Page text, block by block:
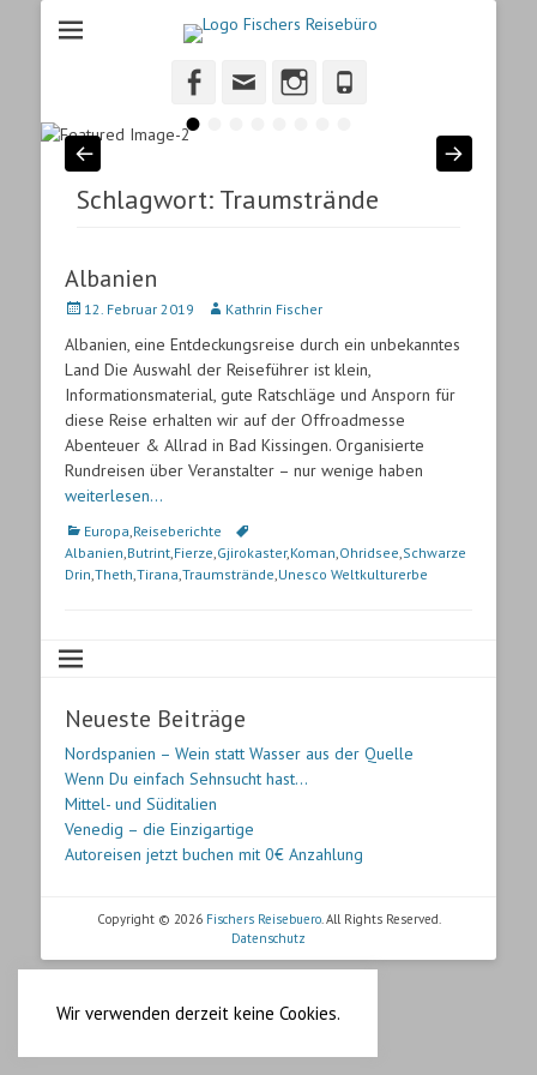
Fischers Reisebuero
Fischers Reisebüro, ihr Reisebüro in Heidenheim.
Facebook
Email Instagram
•
Schlagwort: Traumstrände
Albanien
Veröffentlicht
12. Februar 2019 AutorKathrin Fischer
Albanien, eine Entdeckungsreise durch ein unbekanntes
Land Die Auswahl der Reiseführer ist klein,
Informationsmaterial, gute Ratschläge und Ansporn für
diese Reise erhalten wir auf der Offroadmesse
Abenteuer & Allrad in Bad Kissingen. Organisierte
Rundreisen über Veranstalter – nur wenige haben
weiterlesen…
Kategorien
Europa,Reiseberichte
Schlagworte
Albanien,Butrint,Fierze,Gjirokaster,Koman,Ohridsee,Schwarze
Drin,Theth,Tirana,Traumstrände,Unesco Weltkulturerbe
Neueste Beiträge
Nordspanien – Wein statt Wasser aus der Quelle
Wenn Du einfach Sehnsucht hast…
Mittel- und Süditalien
Venedig – die Einzigartige
Autoreisen jetzt buchen mit 0€ Anzahlung
Copyright © 2026 Fischers Reisebuero. All Rights Reserved.
Datenschutz
Wir verwenden derzeit keine Cookies.